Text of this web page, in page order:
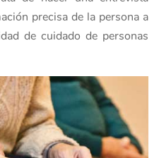
precisa de la persona a
de cuidado de personas